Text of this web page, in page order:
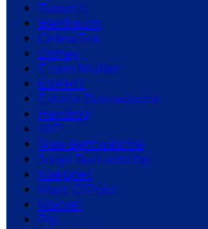
Bassetti
Bierbaum
CelinaTex
Disney
Erwin Müller
ESPRIT
Estella Bettwäsche
Herding
HIP
Ikea Bettwäsche
Joop! Bettwäsche
Kaeppel
Marc O'Polo
Marvel
Pip